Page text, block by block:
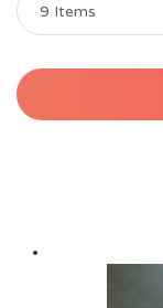
9 Items